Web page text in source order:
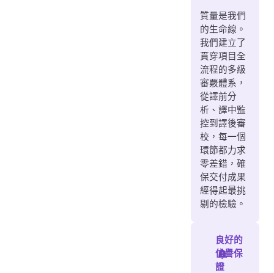
質量是我們
的生命線。
我們建立了
貫穿項目全
流程的多級
審覈體系，
從譯前分
析、譯中監
控到譯後審
校，每一個
環節都力求
零差錯，確
保交付成果
經得起最挑
剔的檢驗。
良好的
信譽保
證